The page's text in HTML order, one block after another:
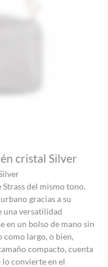
cristal Silver
del mismo tono,
gracias a su
una versatilidad
en un bolso de mano sin
como largo, o bien,
compacto, cuenta
convierte en el